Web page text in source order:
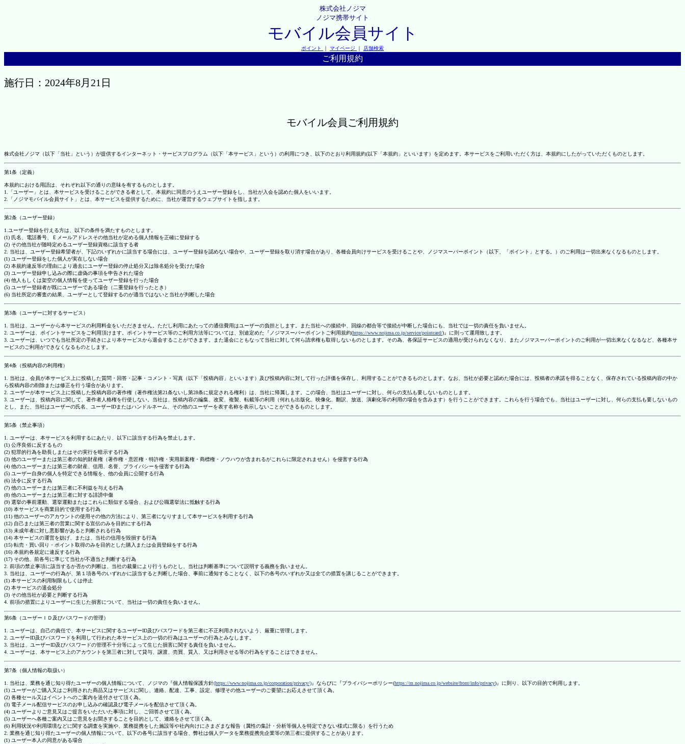
株式会社ノジマ
ノジマ携帯サイト
モバイル会員サイト
ポイント ｜ マイページ ｜ 店舗検索
ご利用規約
施行日：2024年8月21日
モバイル会員ご利用規約
株式会社ノジマ（以下「当社」という）が提供するインターネット・サービスプログラム（以下「本サービス」という）の利用につき、以下のとおり利用規約(以下「本規約」といいます）を定めます。本サービスをご利用いただく方は、本規約にしたがっていただくものとします。
第1条（定義）
本規約における用語は、それぞれ以下の通りの意味を有するものとします。
1.「ユーザー」とは、本サービスを受けることができる者として、本規約に同意のうえユーザー登録をし、当社が入会を認めた個人をいいます。
2.「ノジマモバイル会員サイト」とは、本サービスを提供するために、当社が運営するウェブサイトを指します。
第2条（ユーザー登録）
1.ユーザー登録を行える方は、以下の条件を満たすものとします。
(1) 氏名、電話番号、Ｅメールアドレスその他当社が定める個人情報を正確に登録する
(2) その他当社が随時定めるユーザー登録資格に該当する者
2. 当社は、ユーザー登録希望者が、下記のいずれかに該当する場合には、ユーザー登録を認めない場合や、ユーザー登録を取り消す場合があり、各種会員向けサービスを受けることや、ノジマスーパーポイント（以下、「ポイント」とする。）のご利用は一切出来なくなるものとします。
(1) ユーザー登録をした個人が実在しない場合
(2) 本規約違反等の理由により過去にユーザー登録の停止処分又は除名処分を受けた場合
(3) ユーザー登録申し込みの際に虚偽の事項を申告された場合
(4) 他人もしくは架空の個人情報を使ってユーザー登録を行った場合
(5) ユーザー登録者が既にユーザーである場合（二重登録を行ったとき）
(6) 当社所定の審査の結果、ユーザーとして登録するのが適当ではないと当社が判断した場合
第3条（ユーザーに対するサービス）
1. 当社は、ユーザーから本サービスの利用料金をいただきません。ただし利用にあたっての通信費用はユーザーの負担とします。また当社への接続中、回線の都合等で接続が中断した場合にも、当社では一切の責任を負いません。
2. ユーザーは、ポイントサービスをご利用頂けます。ポイントサービス等のご利用方法等については、別途定めた『ノジマスーパーポイントご利用規約(https://www.nojima.co.jp/service/pointcard/)』に則って運用致します。
3. ユーザーは、いつでも当社所定の手続きにより本サービスから退会することができます。また退会にともなって当社に対して何ら請求権も取得しないものとします。その為、各保証サービスの適用が受けられなくなり、またノジマスーパーポイントのご利用が一切出来なくなるなど、各種本サ
ービスのご利用ができなくなるものとします。
第4条（投稿内容の利用権）
1. 当社は、会員が本サービス上に投稿した質問・回答・記事・コメント・写真（以下「投稿内容」といいます）及び投稿内容に対して行った評価を保存し、利用することができるものとします。なお、当社が必要と認めた場合には、投稿者の承諾を得ることなく、保存されている投稿内容の中か
ら投稿内容の削除または修正を行う場合があります。
2. ユーザーが本サービス上に投稿した投稿内容の著作権（著作権法第21条ないし第28条に規定される権利）は、当社に帰属します。この場合、当社はユーザーに対し、何らの支払も要しないものとします。
3. ユーザーは、投稿内容に関して、著作者人格権を行使しない。当社は、投稿内容の編集、改変、複製、転載等の利用（何れも出版化、映像化、翻訳、放送、演劇化等の利用の場合を含みます）を行うことができます。これらを行う場合でも、当社はユーザーに対し、何らの支払も要しないもの
とし、また、当社はユーザーの氏名、ユーザーIDまたはハンドルネーム、その他のユーザーを表す名称を表示しないことができるものとします。
第5条（禁止事項）
1. ユーザーは、本サービスを利用するにあたり、以下に該当する行為を禁止します。
(1) 公序良俗に反するもの
(2) 犯罪的行為を助長しまたはその実行を暗示する行為
(3) 他のユーザーまたは第三者の知的財産権（著作権・意匠権・特許権・実用新案権・商標権・ノウハウが含まれるがこれらに限定されません）を侵害する行為
(4) 他のユーザーまたは第三者の財産、信用、名誉、プライバシーを侵害する行為
(5) ユーザー自身の個人を特定できる情報を、他の会員に公開する行為
(6) 法令に反する行為
(7) 他のユーザーまたは第三者に不利益を与える行為
(8) 他のユーザーまたは第三者に対する誹謗中傷
(9) 選挙の事前運動、選挙運動またはこれらに類似する場合、および公職選挙法に抵触する行為
(10) 本サービスを商業目的で使用する行為
(11) 他のユーザーのアカウントの使用その他の方法により、第三者になりすまして本サービスを利用する行為
(12) 自己または第三者の営業に関する宣伝のみを目的にする行為
(13) 未成年者に対し悪影響があると判断される行為
(14) 本サービスの運営を妨げ、または、当社の信用を毀損する行為
(15) 転売・買い回り・ポイント取得のみを目的とした購入または会員登録をする行為
(16) 本規約各規定に違反する行為
(17) その他、前各号に準じて当社が不適当と判断する行為
2. 前項の禁止事項に該当するか否かの判断は、当社の裁量により行うものとし、当社は判断基準について説明する義務を負いません。
3. 当社は、ユーザーの行為が、第１項各号のいずれかに該当すると判断した場合、事前に通知することなく、以下の各号のいずれか又は全ての措置を講じることができます。
(1) 本サービスの利用制限もしくは停止
(2) 本サービスの退会処分
(3) その他当社が必要と判断する行為
4. 前項の措置によりユーザーに生じた損害について、当社は一切の責任を負いません。
第6条（ユーザーＩＤ及びパスワードの管理）
1. ユーザーは、自己の責任で、本サービスに関するユーザーID及びパスワードを第三者に不正利用されないよう、厳重に管理します。
2. ユーザーID及びパスワードを利用して行われた本サービス上の一切の行為はユーザーの行為とみなします。
3. 当社は、ユーザーID及びパスワードの管理不十分等によって生じた損害に関する責任を負いません。
4. ユーザーは、本サービス上のアカウントを第三者に対して貸与、譲渡、売買、質入、又は利用させる等の行為をすることはできません。
第7条（個人情報の取扱い）
1. 当社は、業務を通じ知り得たユーザーの個人情報について、ノジマの『個人情報保護方針(https://www.nojima.co.jp/corporation/privacy/)』ならびに『プライバシーポリシー(https://m.nojima.co.jp/website/front/info/privacy)』に則り、以下の目的で利用します。
(1) ユーザーがご購入又はご利用された商品又はサービスに関し、連絡、配達、工事、設定、修理その他ユーザーのご要望にお応えさせて頂く為。
(2) 各種セール又はイベントへのご案内を送付させて頂く為。
(3) 電子メール配信サービスのお申し込みの確認及び電子メールを配信させて頂く為。
(4) ユーザーよりご意見又はご提言をいただいた事項に対し、ご回答させて頂く為。
(5) ユーザーへ各種ご案内又はご意見をお聞きすることを目的として、連絡をさせて頂く為。
(6) 利用状況や利用環境などに関する調査を実施や、業務提携をした施設等や社内向けにさまざまな報告（属性の集計・分析等個人を特定できない様式に限る）を行うため
2. 業務を通じ知り得たユーザーの個人情報について、以下の各号に該当する場合、弊社は個人データを業務提携先企業等の第三者に提供することがあります。
(1) ユーザー本人の同意がある場合